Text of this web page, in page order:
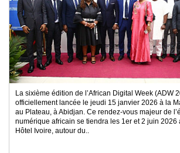
La sixième édition de l’African Digital Week (ADW
officiellement lancée le jeudi 15 janvier 2026 à la
au Plateau, à Abidjan. Ce rendez-vous majeur de
numérique africain se tiendra les 1er et 2 juin 2026
Hôtel Ivoire, autour du..